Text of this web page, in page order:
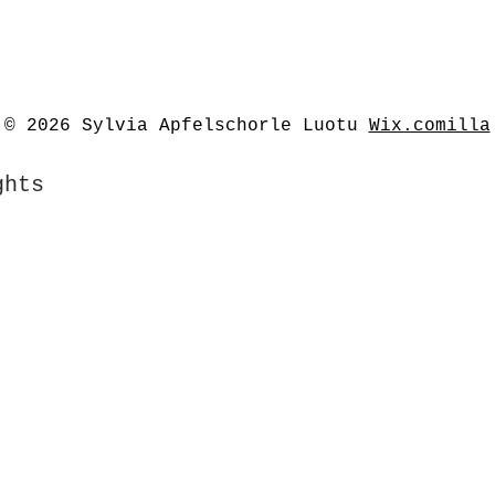
© 2026 Sylvia Apfelschorle Luotu Wix.comilla